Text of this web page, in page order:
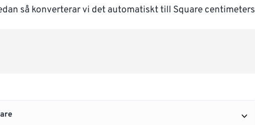
så konverterar vi det automatiskt till Square centimeters